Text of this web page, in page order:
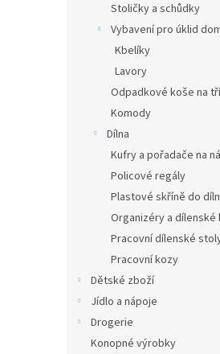
Stoličky a schůdky
Vybavení pro úklid
Kbelíky
Lavory
Odpadkové koše na
Komody
Dílna
Kufry a pořadače na
Policové regály
Plastové skříně do
Organizéry a dílenské
Pracovní dílenské
Pracovní kozy
Dětské zboží
Jídlo a nápoje
Drogerie
Konopné výrobky